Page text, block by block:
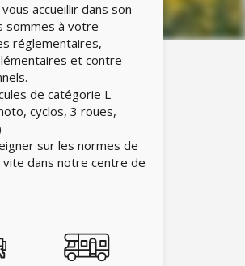
accueillir dans son
sommes à votre
réglementaires,
et contre-
de catégorie L
cyclos, 3 roues,
sur les normes de
dans notre centre de